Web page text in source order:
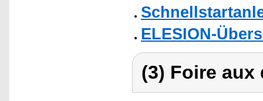
ELESION-
(3) Foire